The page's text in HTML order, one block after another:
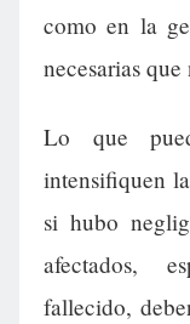
como en la
necesarias que
Lo que
intensifiquen
si hubo
afectados,
fallecido,